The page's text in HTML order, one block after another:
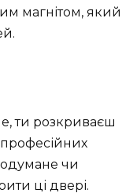
магнітом, який
ти розкриваєш
професійних
чи
ці двері.